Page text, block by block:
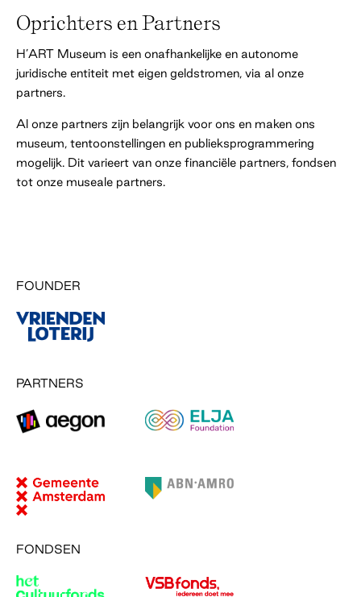
Oprichters en Partners
H’ART Museum is een onafhankelijke en autonome
juridische entiteit met eigen geldstromen, via al onze
partners.
Al onze partners zijn belangrijk voor ons en maken ons
museum, tentoonstellingen en publieksprogrammering
mogelijk. Dit varieert van onze financiële partners, fondsen
tot onze museale partners.
FOUNDER
PARTNERS
FONDSEN